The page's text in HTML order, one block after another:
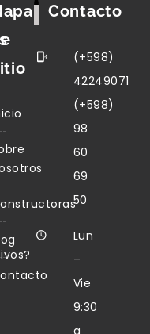
Contacto
(+598)
42249071
(+598)
98
60
69
50
Lun
–
Vie
9:30
a